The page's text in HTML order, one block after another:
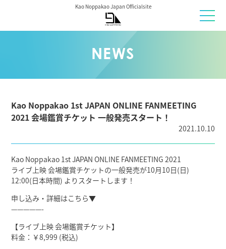
Kao Noppakao Japan Officialsite
NEWS
Kao Noppakao 1st JAPAN ONLINE FANMEETING
2021 会場鑑賞チケット 一般発売スタート！
2021.10.10
Kao Noppakao 1st JAPAN ONLINE FANMEETING 2021
ライブ上映 会場鑑賞チケットの一般発売が10月10日(日)
12:00(日本時間) よりスタートします！
申し込み・詳細はこちら▼
—————-
【ライブ上映 会場鑑賞チケット】
料金：￥8,999 (税込)